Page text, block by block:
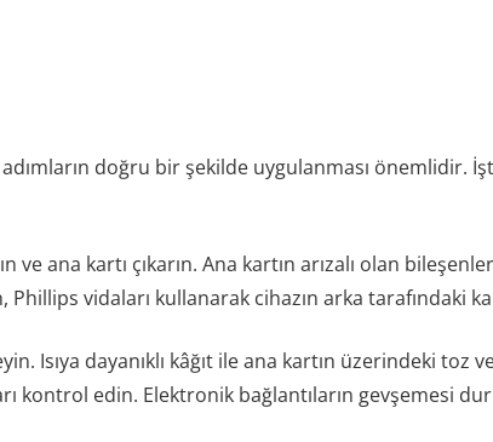
doğru bir şekilde uygulanması önemlidir.
ve ana kartı çıkarın. Ana kartın arızalı olan
vidaları kullanarak cihazın arka tarafındaki
Isıya dayanıklı kâğıt ile ana kartın üzerindeki toz
kontrol edin. Elektronik bağlantıların gevşemesi